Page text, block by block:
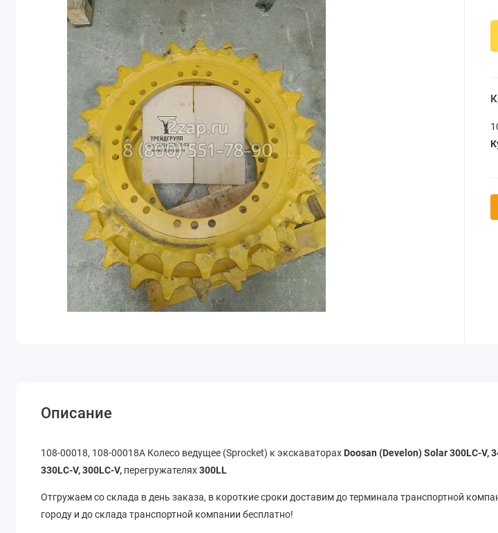
Описание
108-00018, 108-00018A Колесо ведущее (Sprocket) к экскаваторах Doosan (Develon) Solar300LC-V,
330LC-V, 300LC-V, перегружателях300LL
Отгружаем со склада в день заказа, в короткие сроки доставим до терминала транспортной
городу и до склада транспортной компании бесплатно!